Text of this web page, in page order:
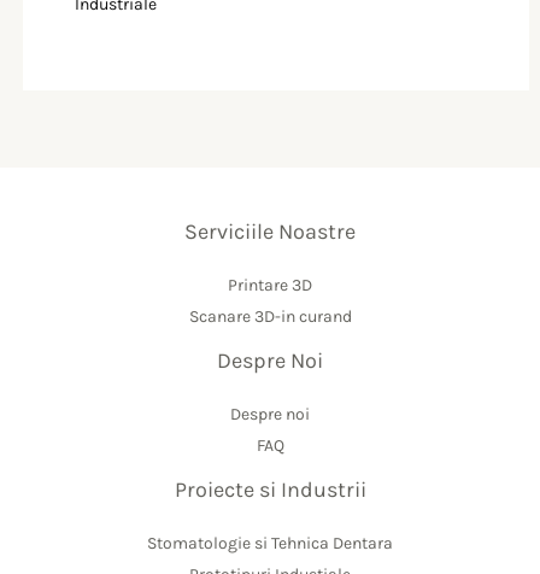
Industriale
Serviciile Noastre
Printare 3D
Scanare 3D-in curand
Despre Noi
Despre noi
FAQ
Proiecte si Industrii
Stomatologie si Tehnica Dentara